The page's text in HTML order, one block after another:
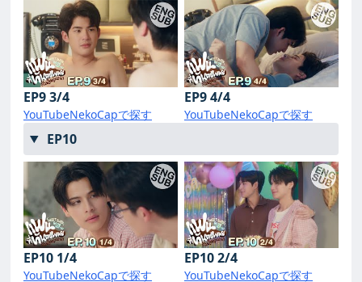
EP9 3/4
YouTubeNekoCapで探す
EP9 4/4
YouTubeNekoCapで探す
EP10
EP10 1/4
YouTubeNekoCapで探す
EP10 2/4
YouTubeNekoCapで探す